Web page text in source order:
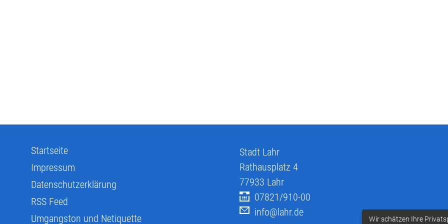
Startseite
Impressum
Datenschutzerklärung
RSS Feed
Umgangston und Netiquette
Stadt Lahr
Rathausplatz 4
77933 Lahr
07821/910-00
info@lahr.de
Wir schätzen Ihre